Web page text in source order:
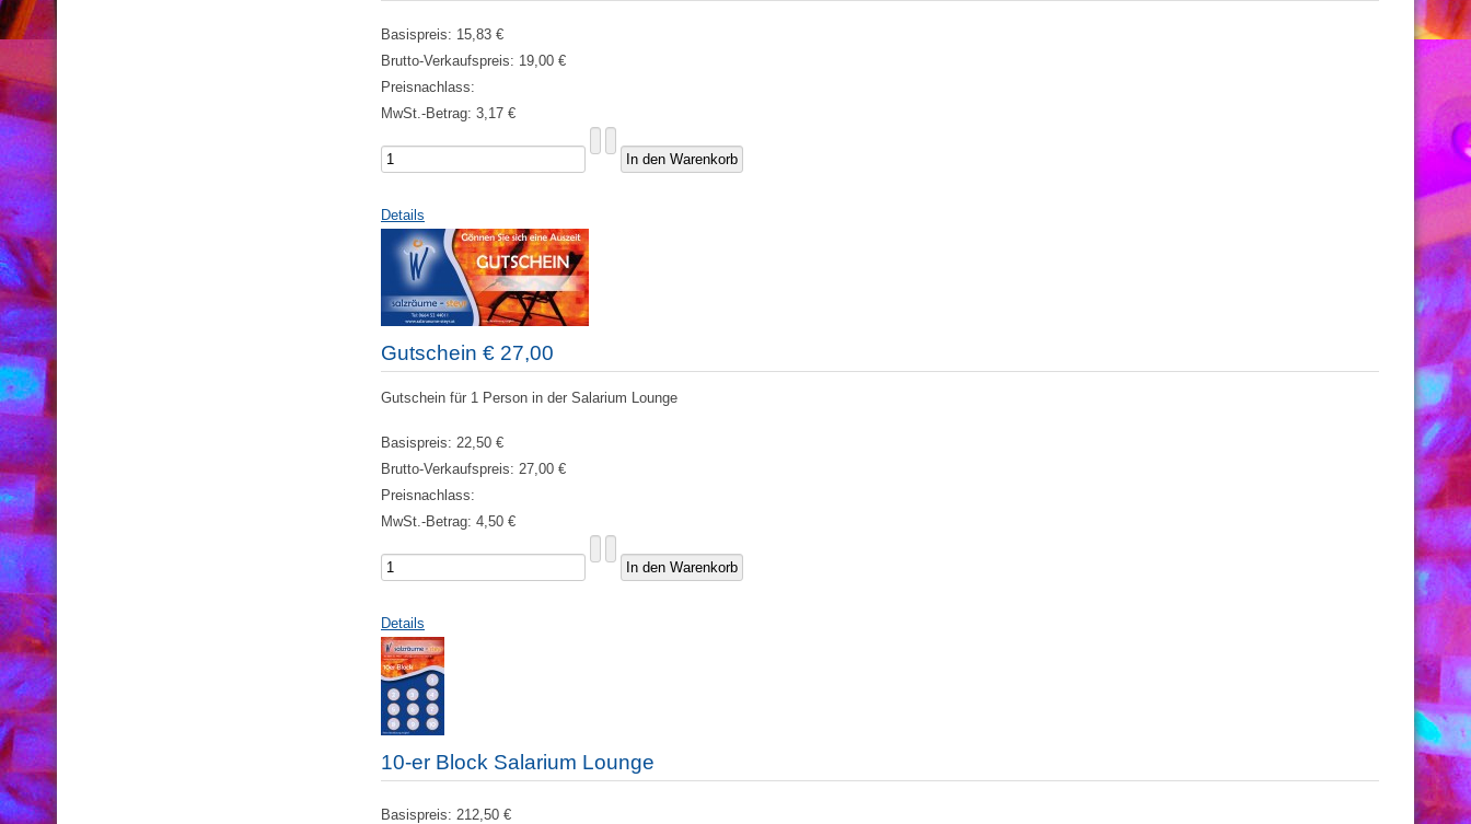
Basispreis: 15,83 €
Brutto-Verkaufspreis: 19,00 €
Preisnachlass:
MwSt.-Betrag: 3,17 €
Details
Gutschein € 27,00
Gutschein für 1 Person in der Salarium Lounge
Basispreis: 22,50 €
Brutto-Verkaufspreis: 27,00 €
Preisnachlass:
MwSt.-Betrag: 4,50 €
Details
10-er Block Salarium Lounge
Basispreis: 212,50 €